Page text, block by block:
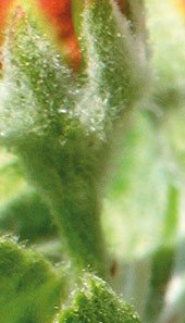
about
Produkte